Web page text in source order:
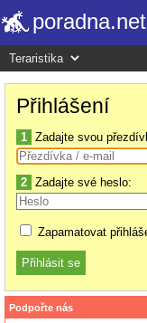
poradna.net
Přihlášení
1 Zadajte svou
2 Zadajte své heslo:
Zapamatovat
Podpořte nás